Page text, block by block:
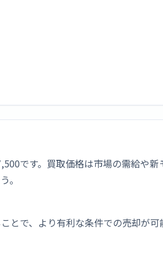
です。買取価格は市場の需給や
。
とで、より有利な条件での売却が